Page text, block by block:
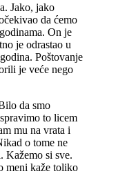
Jako, jako
da ćemo
On je
je odrastao u
Poštovanje
je veće nego
da smo
to licem
mu na vrata i
o tome ne
Kažemo si sve.
meni kaže toliko